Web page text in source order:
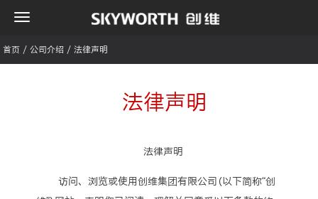
首页 / 公司介绍 / 法律声明
法律声明
法律声明
访问、浏览或使用创维集团有限公司（以下简称“创